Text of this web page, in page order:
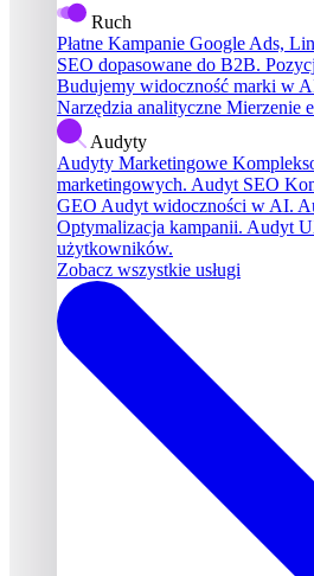
Ruch
Płatne Kampanie Google Ads,
SEO dopasowane do B2B.
Budujemy widoczność marki w
Narzędzia analityczne Mierzenie
Audyty
Audyty Marketingowe
marketingowych. Audyt SEO
GEO Audyt widoczności w AI.
Optymalizacja kampanii. Audyt
użytkowników.
Zobacz wszystkie usługi